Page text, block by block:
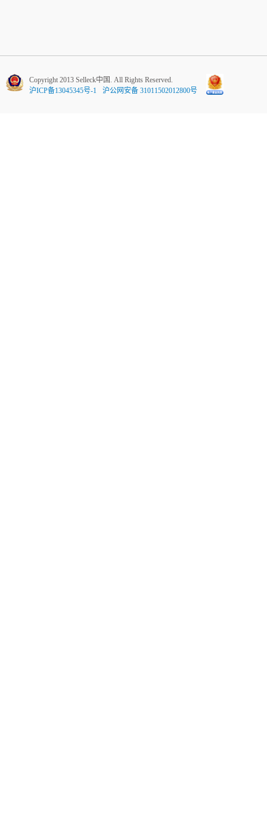
Copyright 2013 Selleck中国. All Rights Reserved.
沪ICP备13045345号-1
沪公网安备 31011502012800号